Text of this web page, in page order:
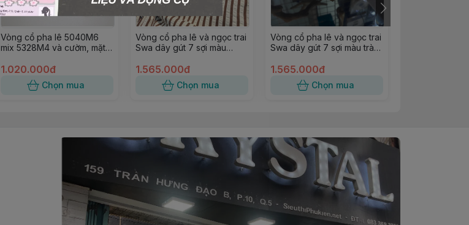
Vòng cổ pha lê 5040M6
mix 5328M4 và cườm, mặt
1.020.000đ
Chọn mua
Vòng cổ pha lê và ngọc trai
Swa dây gút 7 sợi màu
1.565.000đ
Chọn mua
Vòng cổ pha lê và ngọc trai
Swa dây gút 7 sợi màu trà
1.565.000đ
Chọn mua